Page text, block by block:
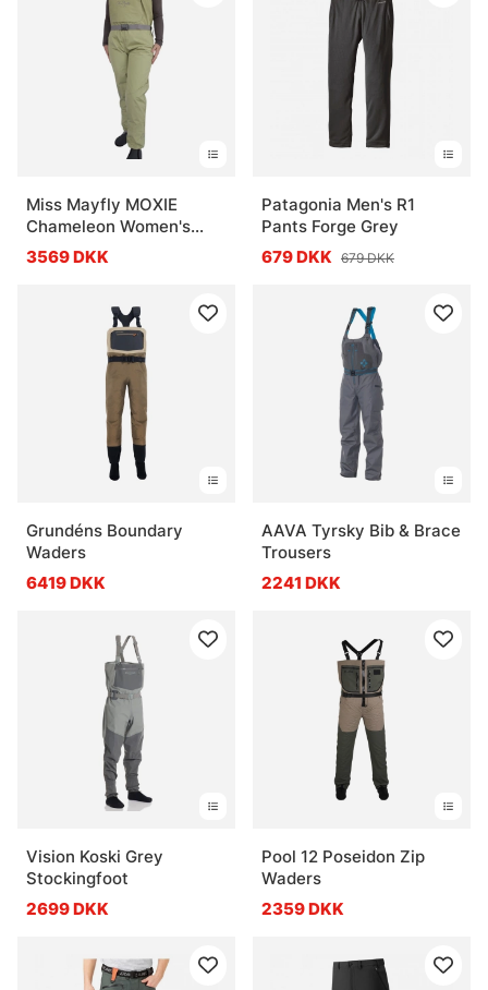
Miss Mayfly MOXIE
Chameleon Women's
Waders
3569 DKK
Patagonia Men's R1
Pants Forge Grey
679 DKK 679 DKK
Grundéns Boundary
Waders
6419 DKK
AAVA Tyrsky Bib & Brace
Trousers
2241 DKK
Vision Koski Grey
Stockingfoot
2699 DKK
Pool 12 Poseidon Zip
Waders
2359 DKK